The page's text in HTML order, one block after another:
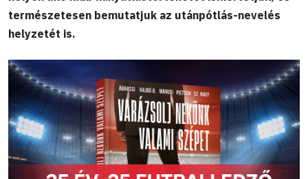
természetesen bemutatjuk az utánpótlás-nevelés
helyzetét is.